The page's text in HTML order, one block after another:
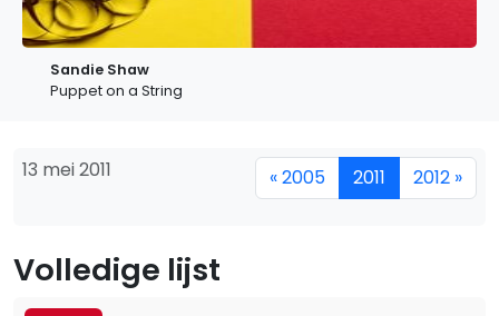
Sandie Shaw
Puppet on a String
13 mei 2011 « 2005 2011 2012 »
Volledige lijst